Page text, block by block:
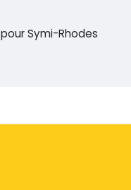
Symi-Rhodes